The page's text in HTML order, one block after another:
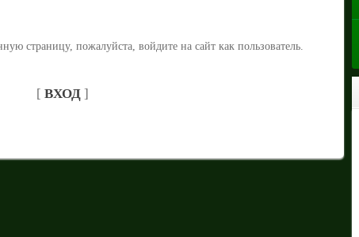
страницу, пожалуйста, войдите на сайт как пользователь.
[ ВХОД ]